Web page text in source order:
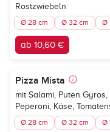
Röstzwiebeln
Ø 28 cm Ø 32 cm Ø
ab 10,60 €
Pizza Mista
mit Salami, Puten
Peperoni, Käse,
Ø 28 cm Ø 32 cm Ø